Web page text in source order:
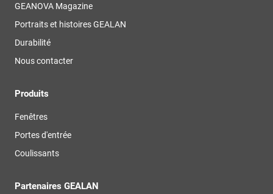
GEANOVA Magazine
Portraits et histoires GEALAN
Durabilité
Nous contacter
Produits
Fenêtres
Portes d'entrée
Coulissants
Partenaires GEALAN